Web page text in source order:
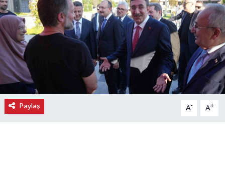
Paylaş A- A+
Haber
İlçe Haberleri
Kültür & Sanat
Magazin